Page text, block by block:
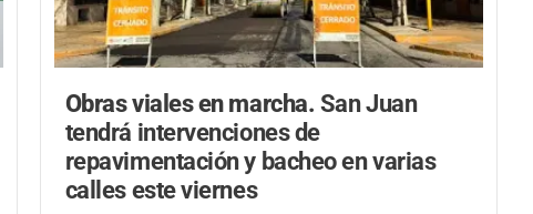
Obras viales en marcha. San Juan
tendrá intervenciones de
repavimentación y bacheo en varias
calles este viernes